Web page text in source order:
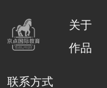
关于
作品
联系方式